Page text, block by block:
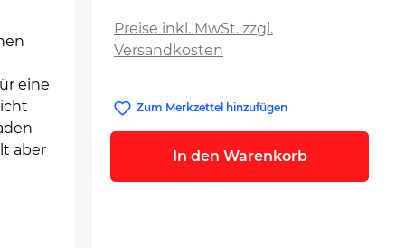
eine
aber
Preise inkl. MwSt. zzgl.
Versandkosten
Zum Merkzettel hinzufügen
In den Warenkorb